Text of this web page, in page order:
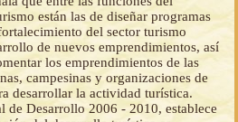
están las de diseñar programas
del sector turismo
de nuevos emprendimientos, así
los emprendimientos de las
campesinas y organizaciones de
desarrollar la actividad turística.
de Desarrollo 2006 - 2010, establece